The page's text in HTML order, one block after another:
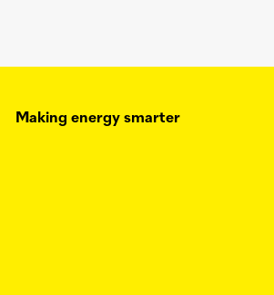
Making energy smarter